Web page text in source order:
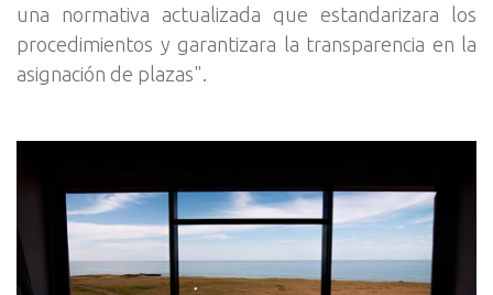
una normativa actualizada que estandarizara los
procedimientos y garantizara la transparencia en la
asignación de plazas".